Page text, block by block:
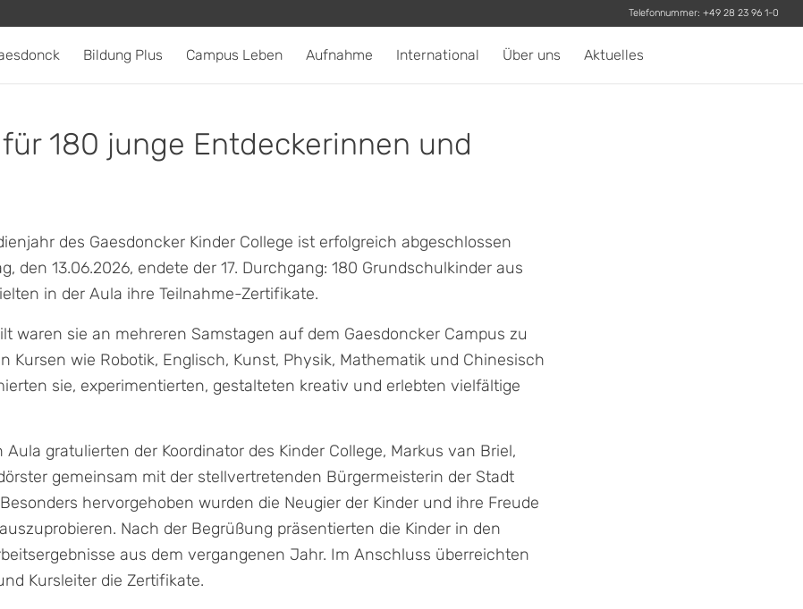
Telefonnummer:+49 28 23 96 1-0
Bildung Plus Campus Leben Aufnahme International Über uns Aktuelles
180 junge Entdeckerinnen und
des Gaesdoncker Kinder College ist erfolgreich abgeschlossen
den 13.06.2026, endete der 17. Durchgang: 180 Grundschulkinder aus
in der Aula ihre Teilnahme-Zertifikate.
waren sie an mehreren Samstagen auf dem Gaesdoncker Campus zu
Kursen wie Robotik, Englisch, Kunst, Physik, Mathematik und Chinesisch
sie, experimentierten, gestalteten kreativ und erlebten vielfältige
gratulierten der Koordinator des Kinder College, Markus van Briel,
gemeinsam mit der stellvertretenden Bürgermeisterin der Stadt
hervorgehoben wurden die Neugier der Kinder und ihre Freude
Nach der Begrüßung präsentierten die Kinder in den
aus dem vergangenen Jahr. Im Anschluss überreichten
Kursleiter die Zertifikate.